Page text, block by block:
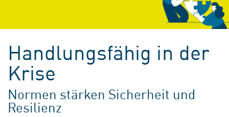
Handlungsfähig in der
Krise
Normen stärken Sicherheit und
Resilienz